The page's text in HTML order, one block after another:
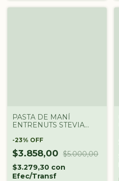
PASTA DE MANÍ
ENTRENUTS STEVIA
-23% OFF
$3.858,00 $5.000,00
$3.279,30 con
Efec/Transf